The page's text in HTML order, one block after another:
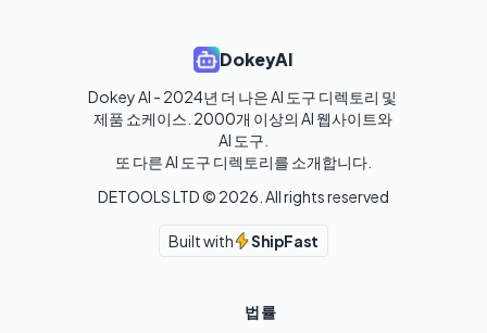
DokeyAI
Dokey AI - 2024년 더 나은 AI 도구 디렉토리 및
제품 쇼케이스. 2000개 이상의 AI 웹사이트와
AI 도구.
또 다른 AI 도구 디렉토리를 소개합니다.
DETOOLS LTD © 2026 . All rights reserved
Built with ShipFast
법률